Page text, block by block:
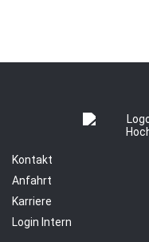
Kontakt
Anfahrt
Karriere
Login Intern